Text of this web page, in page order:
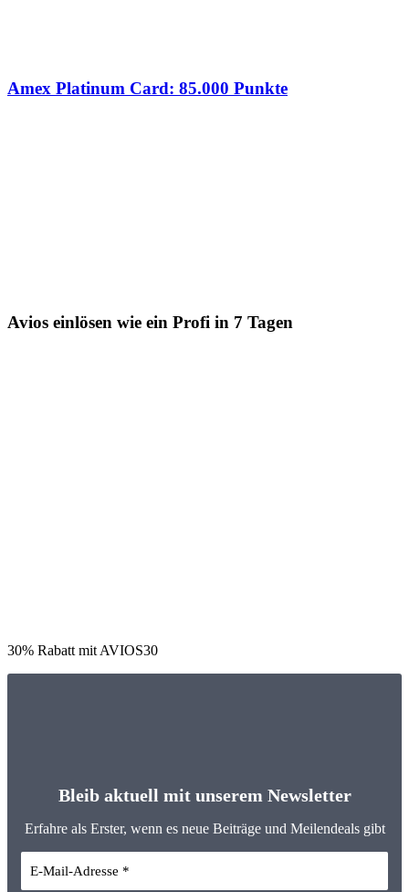
Amex Platinum Card: 85.000 Punkte
Avios einlösen wie ein Profi in 7 Tagen
30% Rabatt mit AVIOS30
Bleib aktuell mit unserem Newsletter
Erfahre als Erster, wenn es neue Beiträge und Meilendeals gibt